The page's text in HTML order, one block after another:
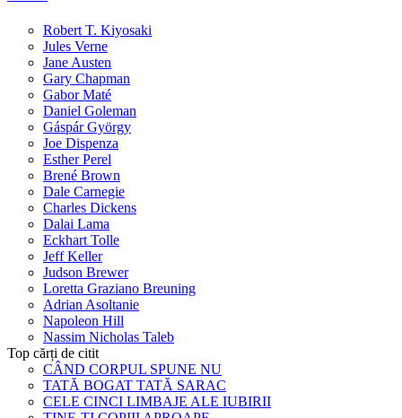
Robert T. Kiyosaki
Jules Verne
Jane Austen
Gary Chapman
Gabor Maté
Daniel Goleman
Gáspár György
Joe Dispenza
Esther Perel
Brené Brown
Dale Carnegie
Charles Dickens
Dalai Lama
Eckhart Tolle
Jeff Keller
Judson Brewer
Loretta Graziano Breuning
Adrian Asoltanie
Napoleon Hill
Nassim Nicholas Taleb
Top cărți de citit
CÂND CORPUL SPUNE NU
TATĂ BOGAT TATĂ SARAC
CELE CINCI LIMBAJE ALE IUBIRII